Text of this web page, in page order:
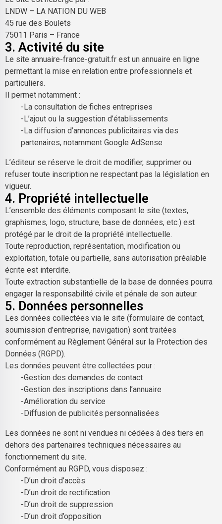
LNDW – LA NATION DU WEB
45 rue des Boulets
75011 Paris – France
3. Activité du site
Le site annuaire-france-gratuit.fr est un annuaire en ligne
permettant la mise en relation entre professionnels et
particuliers.
Il permet notamment :
-La consultation de fiches entreprises
-L’ajout ou la suggestion d’établissements
-La diffusion d’annonces publicitaires via des
partenaires, notamment Google AdSense
L’éditeur se réserve le droit de modifier, supprimer ou
refuser toute inscription ne respectant pas la législation en
vigueur.
4. Propriété intellectuelle
L’ensemble des éléments composant le site (textes,
graphismes, logo, structure, base de données, etc.) est
protégé par le droit de la propriété intellectuelle.
Toute reproduction, représentation, modification ou
exploitation, totale ou partielle, sans autorisation préalable
écrite est interdite.
Toute extraction substantielle de la base de données pourra
engager la responsabilité civile et pénale de son auteur.
5. Données personnelles
Les données collectées via le site (formulaire de contact,
soumission d’entreprise, navigation) sont traitées
conformément au Règlement Général sur la Protection des
Données (RGPD).
Les données peuvent être collectées pour :
-Gestion des demandes de contact
-Gestion des inscriptions dans l’annuaire
-Amélioration du service
-Diffusion de publicités personnalisées
Les données ne sont ni vendues ni cédées à des tiers en
dehors des partenaires techniques nécessaires au
fonctionnement du site.
Conformément au RGPD, vous disposez :
-D’un droit d’accès
-D’un droit de rectification
-D’un droit de suppression
-D’un droit d’opposition